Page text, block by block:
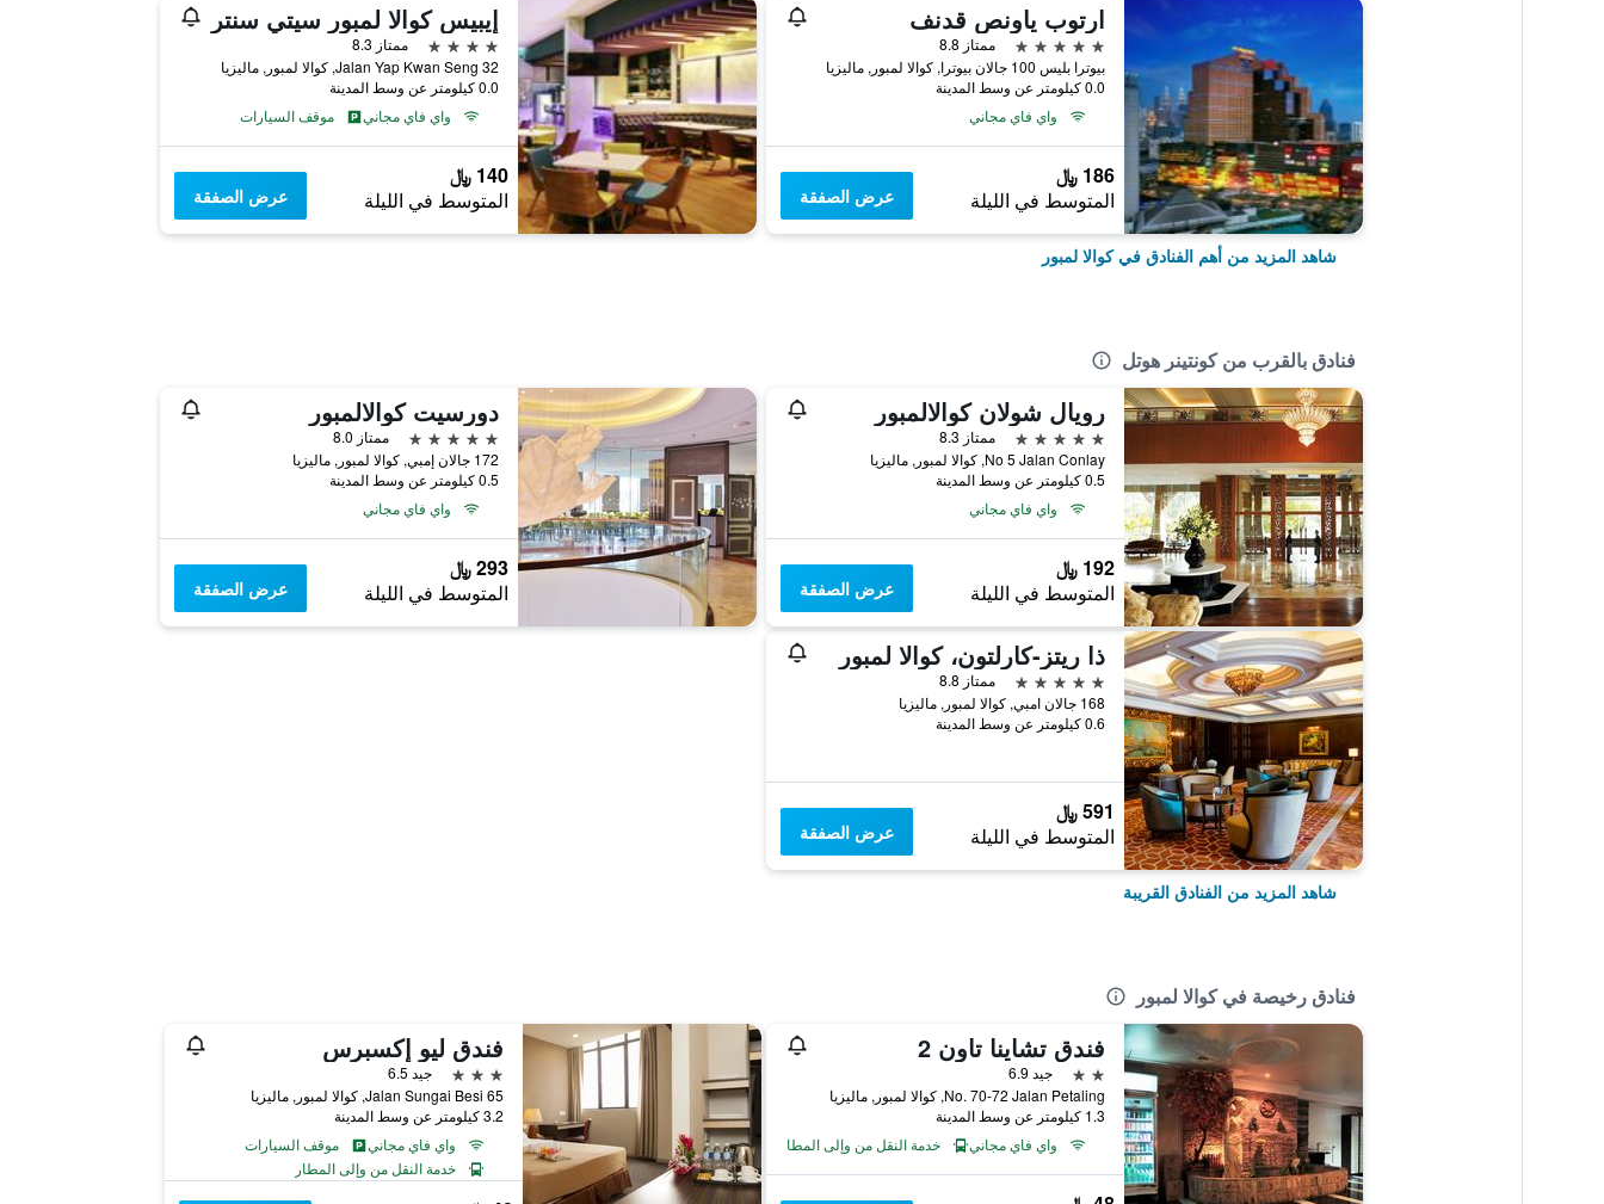
ارتوب ياونص قدنف
5 نجوم
ممتاز 8.8
بيوترا بليس 100 جالان بيوترا, كوالا لمبور, ماليزيا
0.0 كيلومتر عن وسط المدينة
واي فاي مجاني
186 ﷼
المتوسط في الليلة عرض الصفقة
إيبيس كوالا لمبور سيتي سنتر
4 نجوم
ممتاز 8.3
32 Jalan Yap Kwan Seng, كوالا لمبور, ماليزيا
0.0 كيلومتر عن وسط المدينة
واي فاي مجاني
موقف السيارات
140 ﷼
المتوسط في الليلة عرض الصفقة
شاهد المزيد من أهم الفنادق في كوالا لمبور
فنادق بالقرب من كونتينر هوتل
رويال شولان كوالالمبور
5 نجوم
ممتاز 8.3
No 5 Jalan Conlay, كوالا لمبور, ماليزيا
0.5 كيلومتر عن وسط المدينة
واي فاي مجاني
192 ﷼
المتوسط في الليلة عرض الصفقة
دورسيت كوالالمبور
5 نجوم
ممتاز 8.0
172 جالان إمبي, كوالا لمبور, ماليزيا
0.5 كيلومتر عن وسط المدينة
واي فاي مجاني
293 ﷼
المتوسط في الليلة عرض الصفقة
ذا ريتز-كارلتون، كوالا لمبور
5 نجوم
ممتاز 8.8
168 جالان امبي, كوالا لمبور, ماليزيا
0.6 كيلومتر عن وسط المدينة
591 ﷼
المتوسط في الليلة عرض الصفقة
شاهد المزيد من الفنادق القريبة
فنادق رخيصة في كوالا لمبور
فندق تشاينا تاون 2
2 نجمتين
جيد 6.9
No. 70-72 Jalan Petaling, كوالا لمبور, ماليزيا
1.3 كيلومتر عن وسط المدينة
واي فاي مجاني
خدمة النقل من وإلى المطار
فندق ليو إكسبرس
3 نجوم
جيد 6.5
65 Jalan Sungai Besi, كوالا لمبور, ماليزيا
3.2 كيلومتر عن وسط المدينة
واي فاي مجاني
موقف السيارات
خدمة النقل من وإلى المطار